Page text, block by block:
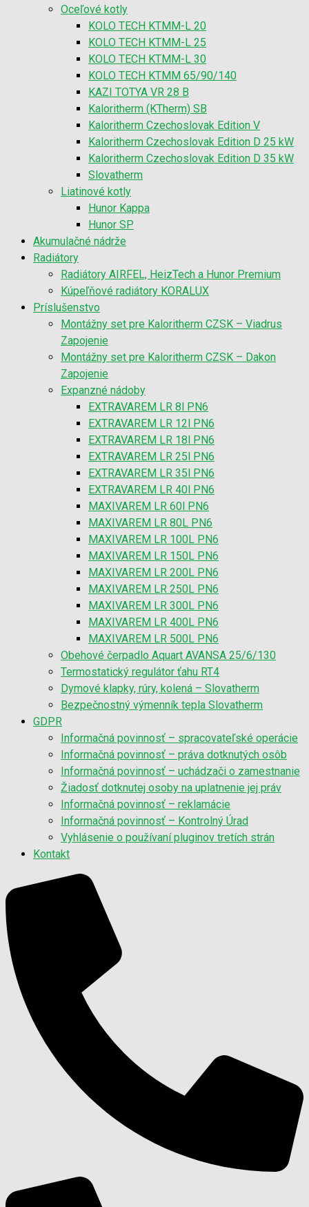
Oceľové kotly
KOLO TECH KTMM-L 20
KOLO TECH KTMM-L 25
KOLO TECH KTMM-L 30
KOLO TECH KTMM 65/90/140
KAZI TOTYA VR 28 B
Kaloritherm (KTherm) SB
Kaloritherm Czechoslovak Edition V
Kaloritherm Czechoslovak Edition D 25 kW
Kaloritherm Czechoslovak Edition D 35 kW
Slovatherm
Liatinové kotly
Hunor Kappa
Hunor SP
Akumulačné nádrže
Radiátory
Radiátory AIRFEL, HeizTech a Hunor Premium
Kúpeľňové radiátory KORALUX
Príslušenstvo
Montážny set pre Kaloritherm CZSK – Viadrus
Zapojenie
Montážny set pre Kaloritherm CZSK – Dakon
Zapojenie
Expanzné nádoby
EXTRAVAREM LR 8l PN6
EXTRAVAREM LR 12l PN6
EXTRAVAREM LR 18l PN6
EXTRAVAREM LR 25l PN6
EXTRAVAREM LR 35l PN6
EXTRAVAREM LR 40l PN6
MAXIVAREM LR 60l PN6
MAXIVAREM LR 80L PN6
MAXIVAREM LR 100L PN6
MAXIVAREM LR 150L PN6
MAXIVAREM LR 200L PN6
MAXIVAREM LR 250L PN6
MAXIVAREM LR 300L PN6
MAXIVAREM LR 400L PN6
MAXIVAREM LR 500L PN6
Obehové čerpadlo Aquart AVANSA 25/6/130
Termostatický regulátor ťahu RT4
Dymové klapky, rúry, kolená – Slovatherm
Bezpečnostný výmenník tepla Slovatherm
GDPR
Informačná povinnosť – spracovateľské operácie
Informačná povinnosť – práva dotknutých osôb
Informačná povinnosť – uchádzači o zamestnanie
Žiadosť dotknutej osoby na uplatnenie jej práv
Informačná povinnosť – reklamácie
Informačná povinnosť – Kontrolný Úrad
Vyhlásenie o používaní pluginov tretích strán
Kontakt